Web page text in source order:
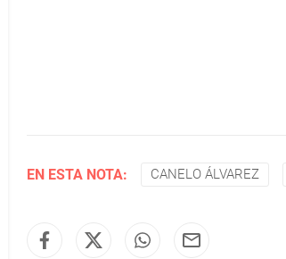
EN ESTA NOTA: CANELO ÁLVAREZ